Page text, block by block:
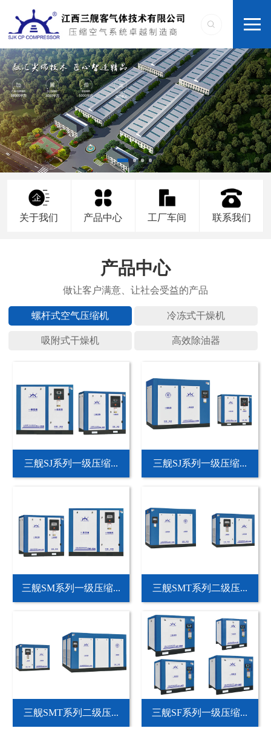
关于我们 产品中心 工厂车间 联系我们
产品中心
螺杆式空 冷冻式干
吸附式干 高效除油
三舰SJ系列一级压缩... 三舰SJ系列一级压缩...
三舰SM系列一级压缩... 三舰SMT系列二级压...
三舰SMT系列二级压... 三舰SF系列一级压缩...